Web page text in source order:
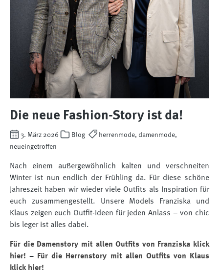
Die neue Fashion-Story ist da!
3. März 2026 Blog
herrenmode, damenmode,
neueingetroffen
Nach einem außergewöhnlich kalten und verschneiten
Winter ist nun endlich der Frühling da. Für diese schöne
Jahreszeit haben wir wieder viele Outfits als Inspiration für
euch zusammengestellt. Unsere Models Franziska und
Klaus zeigen euch Outfit-Ideen für jeden Anlass – von chic
bis leger ist alles dabei.
Für die Damenstory mit allen Outfits von Franziska klick
hier! – Für die Herrenstory mit allen Outfits von Klaus
klick hier!